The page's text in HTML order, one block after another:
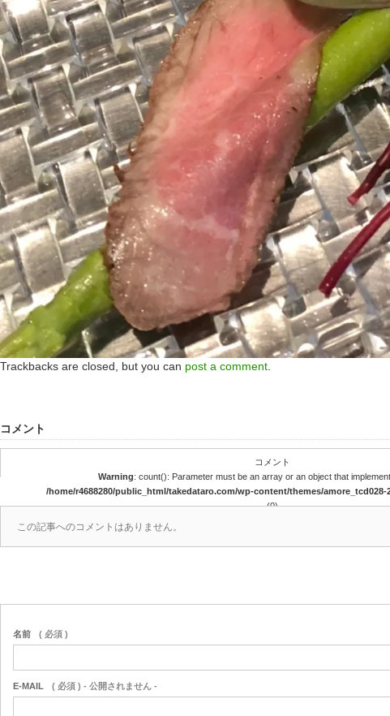
Trackbacks are closed, but you can post a comment
コメント
コメント
Warning: count(): Parameter must be an array or an object that
/home/r4688280/public_html/takedataro.com/wp-content/themes/
(0)
この記事へのコメントはありません。
名前 ( 必須 )
E-MAIL ( 必須 ) - 公開されません -